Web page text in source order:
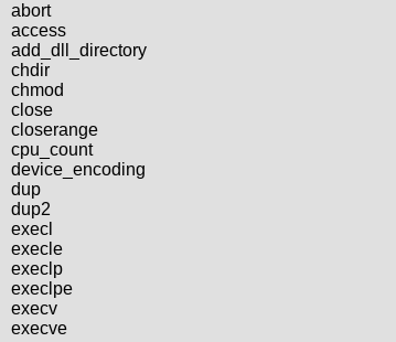
abort
access
add_dll_directory
chdir
chmod
close
closerange
cpu_count
device_encoding
dup
dup2
execl
execle
execlp
execlpe
execv
execve